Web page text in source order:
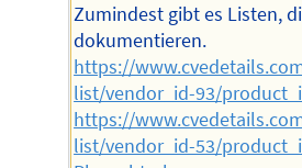
Zumindest gibt es Listen,
dokumentieren.
https://
list/vendor_id-93/
https://
list/vendor_id-53/